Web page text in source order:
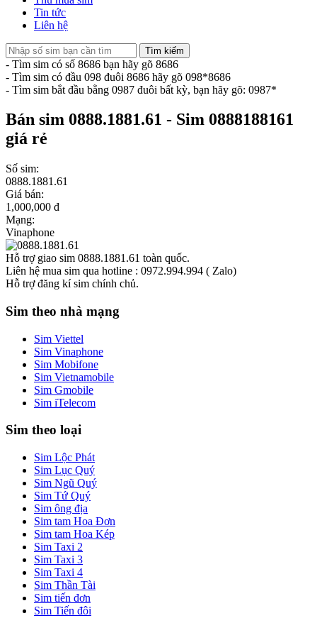
Tin tức
Liên hệ
Tìm kiếm
- Tìm sim có số 8686 bạn hãy gõ 8686
- Tìm sim có đầu 098 đuôi 8686 hãy gõ 098*8686
- Tìm sim bắt đầu bằng 0987 đuôi bất kỳ, bạn hãy gõ: 0987*
Bán sim 0888.1881.61 - Sim 0888188161
giá rẻ
Số sim:
0888.1881.61
Giá bán:
1,000,000 đ
Mạng:
Vinaphone
Hỗ trợ giao sim 0888.1881.61 toàn quốc.
Liên hệ mua sim qua hotline : 0972.994.994 ( Zalo)
Hỗ trợ đăng kí sim chính chủ.
Sim theo nhà mạng
Sim Viettel
Sim Vinaphone
Sim Mobifone
Sim Vietnamobile
Sim Gmobile
Sim iTelecom
Sim theo loại
Sim Lộc Phát
Sim Lục Quý
Sim Ngũ Quý
Sim Tứ Quý
Sim ông địa
Sim tam Hoa Đơn
Sim tam Hoa Kép
Sim Taxi 2
Sim Taxi 3
Sim Taxi 4
Sim Thần Tài
Sim tiến đơn
Sim Tiến đôi